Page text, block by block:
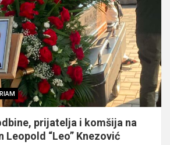
prijatelja i komšija na
Leopold “Leo” Knezović